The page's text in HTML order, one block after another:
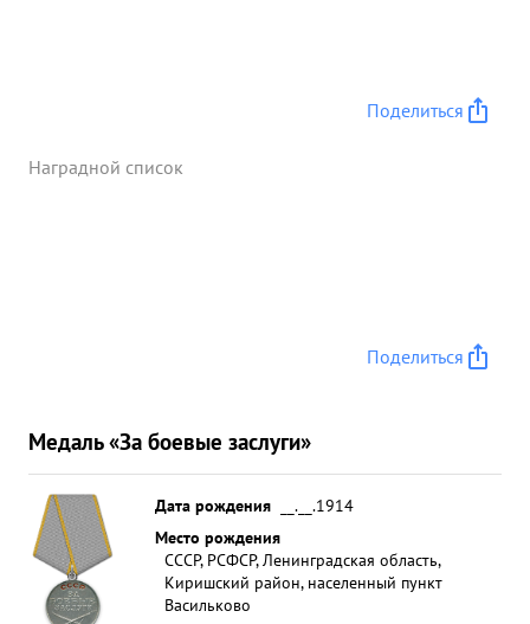
Поделиться
Наградной список
Поделиться
Медаль «За боевые заслуги»
Дата рождения
__.__.1914
Место рождения
СССР, РСФСР, Ленинградская область,
Киришский район, населенный пункт
Васильково